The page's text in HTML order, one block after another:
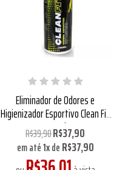
Eliminador de Odores e
Higienizador Esportivo Clean Fit
220ml
R$39,90R$37,90
em até1xdeR$37,90